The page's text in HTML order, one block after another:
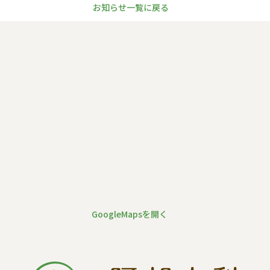
お知らせ一覧に戻る
GoogleMapsを開く